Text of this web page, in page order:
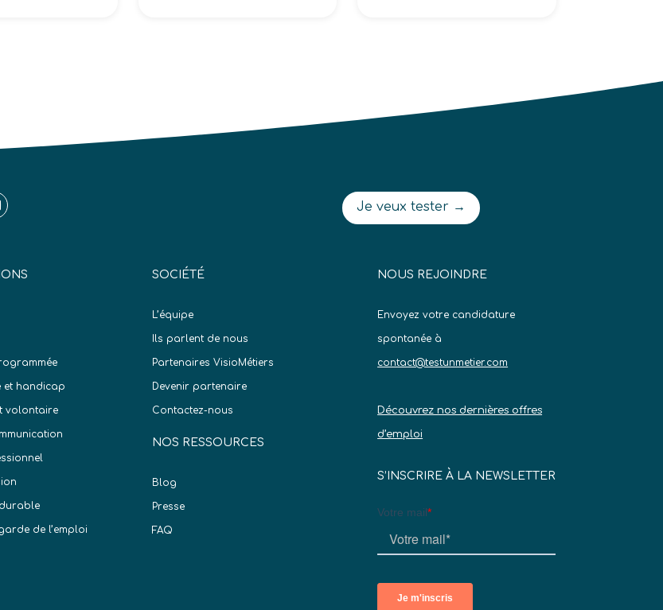
Je veux tester →
et handicap
volontaire
de l’emploi
SOCIÉTÉ
L’équipe
Ils parlent de nous
Partenaires VisioMétiers
Devenir partenaire
Contactez-nous
NOS RESSOURCES
Blog
Presse
FAQ
NOUS REJOINDRE
Envoyez votre candidature
spontanée à
contact@testunmetier.com
Découvrez nos dernières offres
d’emploi
S’INSCRIRE À LA NEWSLETTER